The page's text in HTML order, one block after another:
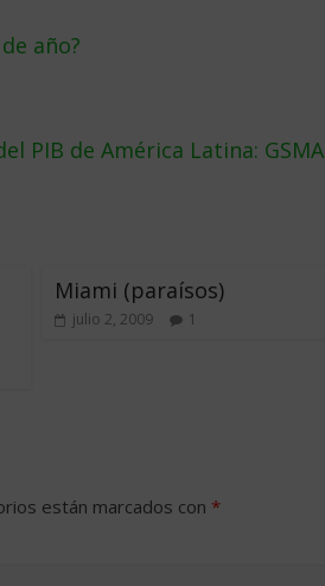
año?
PIB de América Latina: GSMA
Miami (paraísos)
julio 2, 2009 1
están marcados con *